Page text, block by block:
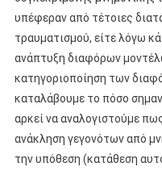
υπέφεραν από τέτοιες
τραυματισμού, είτε λόγω
ανάπτυξη διαφόρων
κατηγοριοποίηση των
καταλάβουμε το πόσο
αρκεί να αναλογιστούμε
ανάκληση γεγονότων από
την υπόθεση (κατάθεση